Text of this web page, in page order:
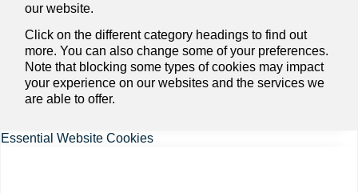
our website.
Click on the different category headings to find out
more. You can also change some of your preferences.
Note that blocking some types of cookies may impact
your experience on our websites and the services we
are able to offer.
Essential Website Cookies